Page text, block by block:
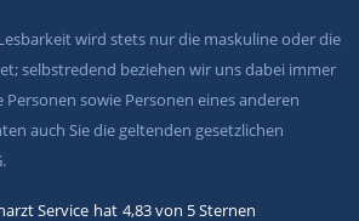
wird stets nur die maskuline oder die
selbstredend beziehen wir uns dabei immer
sowie Personen eines anderen
auch Sie die geltenden gesetzlichen
Service hat 4,83von 5Sternen